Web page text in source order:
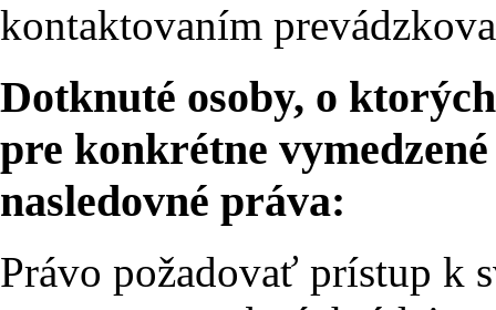
kontaktovaním
Dotknuté osoby, o
pre konkrétne
nasledovné práva:
Právo požadovať prístup k